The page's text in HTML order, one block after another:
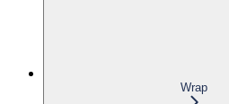
Wrap